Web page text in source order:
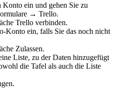
ein und gehen Sie zu
→ Trello.
Trello verbinden.
Konto ein, falls Sie das noch nicht
Zulassen.
Liste, zu der Daten hinzugefügt
die Tafel als auch die Liste